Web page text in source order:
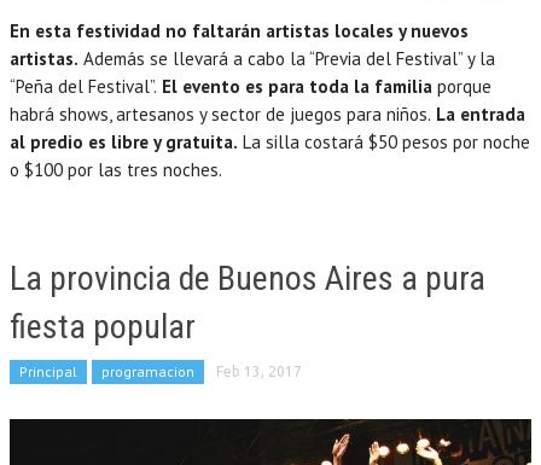
En esta festividad no faltarán artistas locales y nuevos
artistas. Además se llevará a cabo la “Previa del Festival” y la
“Peña del Festival”. El evento es para toda la familia porque
habrá shows, artesanos y sector de juegos para niños. La entrada
al predio es libre y gratuita. La silla costará $50 pesos por noche
o $100 por las tres noches.
La provincia de Buenos Aires a pura
fiesta popular
Principal programacion Feb 13, 2017